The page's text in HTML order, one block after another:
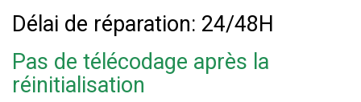
Délai de réparation: 24/48H
Pas de télécodage après la
réinitialisation